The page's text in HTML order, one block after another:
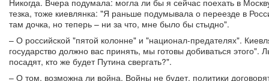
Никогда. Вчера подумала: могла ли бы я сейчас поехать в
тезка, тоже киевлянка: "Я раньше подумывала о переезде в
там дочка, но теперь – ни за что, мне было бы стыдно".
– О российской "пятой колонне" и "национал-предателях".
государство должно вас принять, мы готовы добиваться этого".
посадят, кто же будет Путина свергать?".
– О том, возможна ли война. Войны не будет, политики